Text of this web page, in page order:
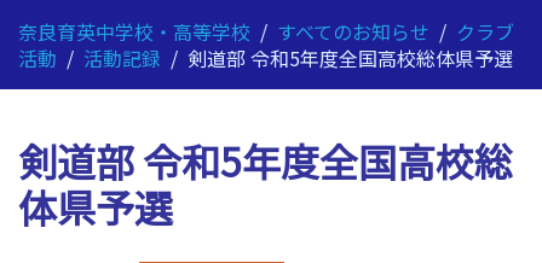
奈良育英中学校・高等学校 / すべてのお知らせ / クラブ
活動 / 活動記録 / 剣道部 令和5年度全国高校総体県予選
剣道部 令和5年度全国高校総
体県予選